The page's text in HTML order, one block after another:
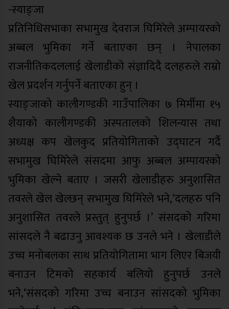
-स्याङ्जा
प्रतिनिधिसभाका सभामुख देवराज घिमिरेले अम्पायरको
अब्बल भुमिका गर्ने बताएका छन् । नेपालका
राजनीतिकदललाई खेलाडीको संज्ञादिदै दलहरुले राम्रो
खेल प्रदर्शन गर्नुपर्ने बताएका हुन् ।
स्याङ्जाको कालीगण्डकी गाउँपालिका ७ मिर्मीमा १५
शैयाको कालीगण्डकी अस्पतालको शिलन्यास तथा
अध्यक्ष कप खेलकुद प्रतियोगिताको उद्घाटन गर्दै
सभामुख घिमिरेले संसदमा आफु अब्बल अम्पायरको
भुमिका खेल्ने बताए । जसरी खेलाडीहरु अनुशासित
तवरले खेल खेल्छन् सभामुख घिमिरेले भने,‘दलहरु पनि
अनुशासित तवरले प्रस्तुत् हुनुपर्छ ।’ संसदको गरिमा
सांसदले नै बढाउनु आवश्यक छ उनले भने । खेलाडीले
उच्च मनोबलका साथ प्रतियोगितामा भाग लिएर बिजयी
बनाउन टिमको सहकार्य बलियो हुनुपर्छ उनले
भने,‘संसदको गरिमा उच्च बनाउन सांसदको भुमिका